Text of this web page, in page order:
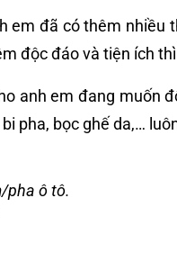
em đã có thêm
độc đáo và tiện ích
anh em đang muốn
pha, bọc ghế da,…
pha ô tô.